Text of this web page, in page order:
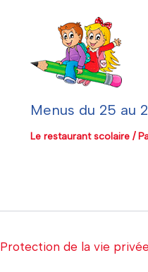
Menus du 25 au
Le restaurant scolaire/
Protection de la vie privée